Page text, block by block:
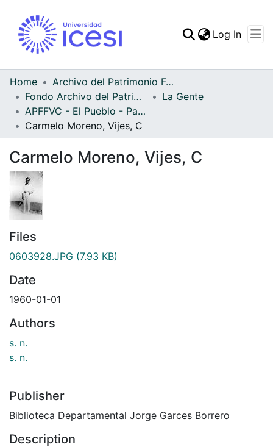
Statistics
Log In
Home
Archivo del Patrimonio Fotográfico y Fílmico del Valle del Cauca
Fondo Archivo del Patrimonio Fotográfico y Fílmico del Valle del Cauca
La Gente
APFFVC - El Pueblo - Patrimonial
Carmelo Moreno, Vijes, C
Carmelo Moreno, Vijes, C
Files
0603928.JPG (7.93 KB)
Date
1960-01-01
Authors
s. n.
s. n.
Publisher
Biblioteca Departamental Jorge Garces Borrero
Description